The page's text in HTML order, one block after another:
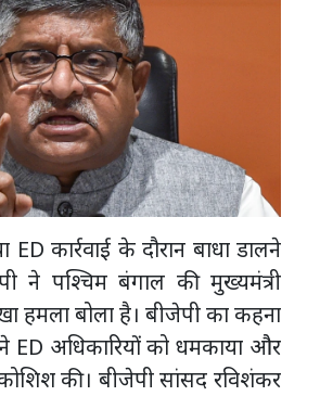
ED कार्रवाई के दौरान बाधा डालने
ने पश्चिम बंगाल की मुख्यमंत्री
हमला बोला है। बीजेपी का कहना
ED अधिकारियों को धमकाया और
की। बीजेपी सांसद रविशंकर